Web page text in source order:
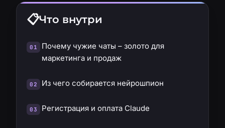
Что внутри
Почему чужие чаты – золото для
маркетинга и продаж
Из чего собирается нейрошпион
Регистрация и оплата Claude